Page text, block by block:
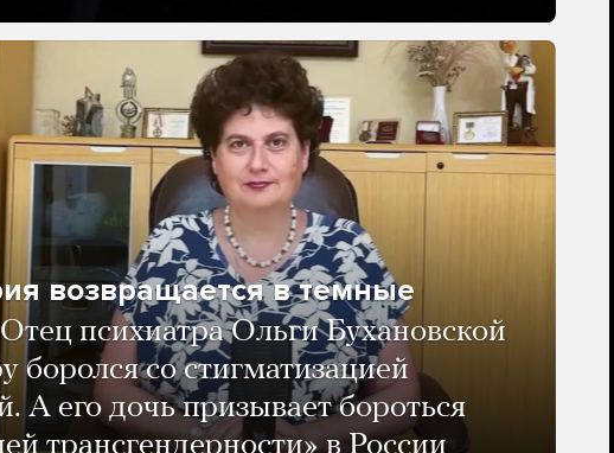
возвращается в темные
Отец психиатра Ольги Бухановской
боролся со стигматизацией
А его дочь призывает бороться
трансгендерности» в России